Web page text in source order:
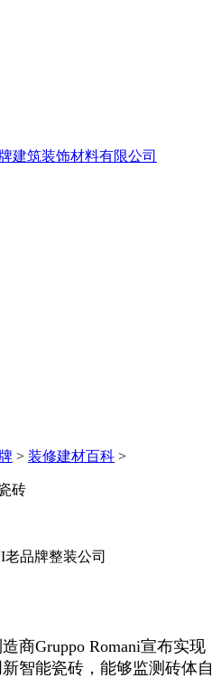
> 装修建材百科 >
砖
品牌整装公司
Gruppo Romani宣布实现
智能瓷砖，能够监测砖体自